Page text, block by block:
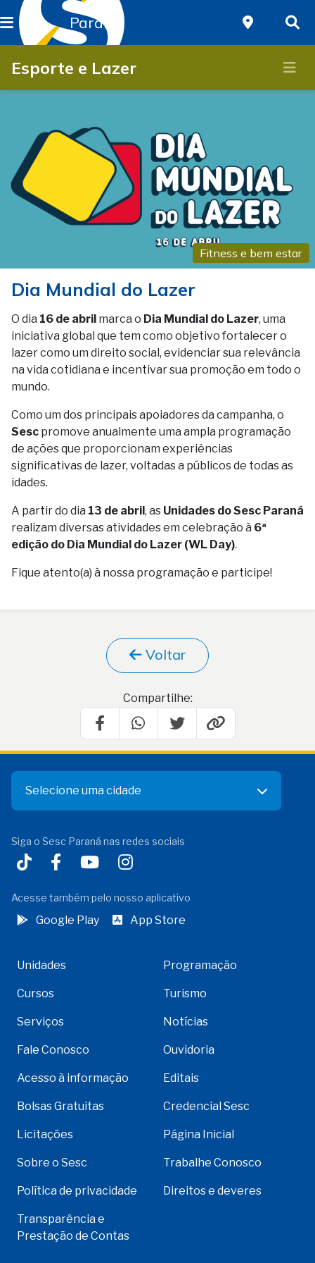
Paraná
Esporte e Lazer
Fitness e bem estar
Dia Mundial do Lazer
O dia 16 de abril marca o Dia Mundial do Lazer, uma
iniciativa global que tem como objetivo fortalecer o
lazer como um direito social, evidenciar sua relevância
na vida cotidiana e incentivar sua promoção em todo o
mundo.
Como um dos principais apoiadores da campanha, o
Sesc promove anualmente uma ampla programação
de ações que proporcionam experiências
significativas de lazer, voltadas a públicos de todas as
idades.
A partir do dia 13 de abril, as Unidades do Sesc Paraná
realizam diversas atividades em celebração à 6ª
edição do Dia Mundial do Lazer (WL Day).
Fique atento(a) à nossa programação e participe!
Voltar
Compartilhe:
Selecione uma cidade
Siga o Sesc Paraná nas redes sociais
Acesse também pelo nosso aplicativo
Google Play App Store
Unidades Programação
Cursos Turismo
Serviços Notícias
Fale Conosco Ouvidoria
Acesso à informação Editais
Bolsas Gratuitas Credencial Sesc
Licitações Página Inicial
Sobre o Sesc Trabalhe Conosco
Política de privacidade Direitos e deveres
Transparência e
Prestação de Contas